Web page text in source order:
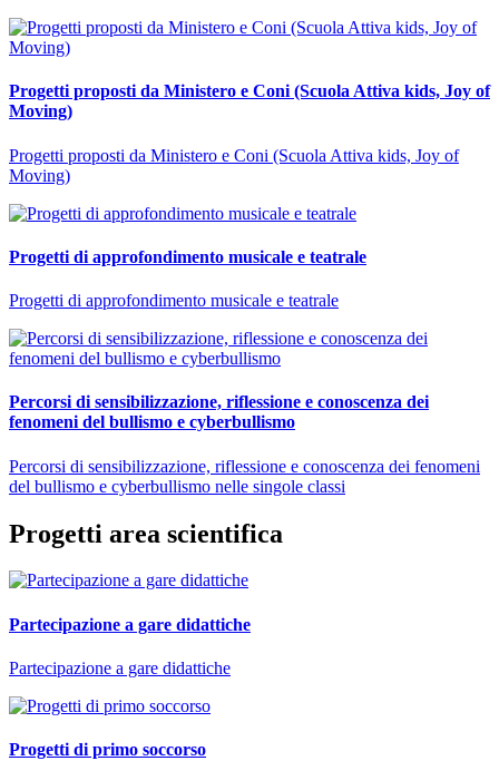
Progetti proposti da Ministero e Coni (Scuola Attiva kids, Joy of
Moving)
Progetti proposti da Ministero e Coni (Scuola Attiva kids, Joy of
Moving)
Progetti di approfondimento musicale e teatrale
Progetti di approfondimento musicale e teatrale
Percorsi di sensibilizzazione, riflessione e conoscenza dei
fenomeni del bullismo e cyberbullismo
Percorsi di sensibilizzazione, riflessione e conoscenza dei fenomeni
del bullismo e cyberbullismo nelle singole classi
Progetti area scientifica
Partecipazione a gare didattiche
Partecipazione a gare didattiche
Progetti di primo soccorso